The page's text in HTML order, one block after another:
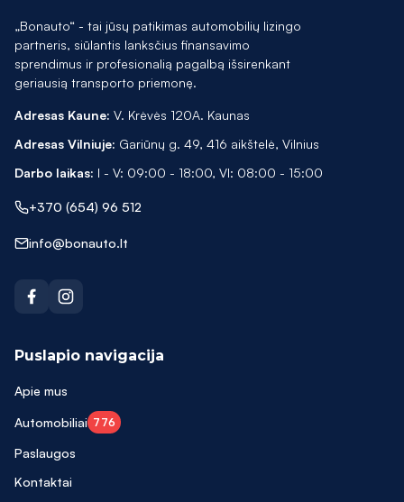
CX-7
CX5
Discovery
ENYAQ
EQC
Espace
Evoque
„Bonauto“ - tai jūsų patikimas automobilių lizingo
partneris, siūlantis lanksčius finansavimo
sprendimus ir profesionalią pagalbą išsirenkant
geriausią transporto priemonę.
Adresas Kaune: V. Krėvės 120A. Kaunas
Adresas Vilniuje: Gariūnų g. 49, 416 aikštelė, Vilnius
Darbo laikas: I - V: 09:00 - 18:00, VI: 08:00 - 15:00
+370 (654) 96 512
info@bonauto.lt
Puslapio navigacija
Apie mus
Automobiliai 776
Paslaugos
Kontaktai